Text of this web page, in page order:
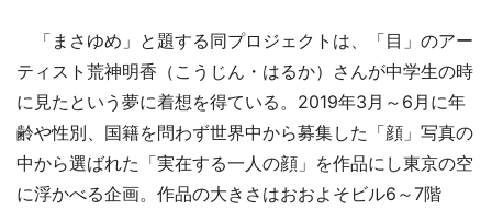
「まさゆめ」と題する同プロジェクトは、「目」のアー
ティスト荒神明香（こうじん・はるか）さんが中学生の時
に見たという夢に着想を得ている。2019年3月～6月に年
齢や性別、国籍を問わず世界中から募集した「顔」写真の
中から選ばれた「実在する一人の顔」を作品にし東京の空
に浮かべる企画。作品の大きさはおおよそビル6～7階